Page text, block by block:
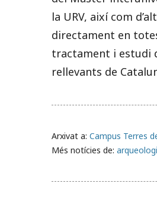
la URV, així com
directament en
tractament i estudi
rellevants de
Arxivat a: Campus Terres
Més notícies de: